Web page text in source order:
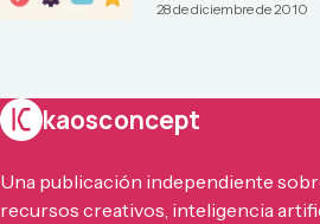
28 de diciembre de 2010
kaosconcept
Una publicación independiente
recursos creativos, inteligencia